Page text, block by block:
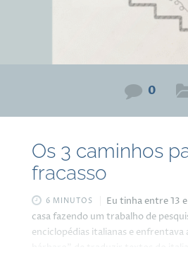
0
Os 3 caminhos
fracasso
6 MINUTOS
Eu tinha entre 13
casa fazendo um trabalho de
enciclopédias italianas e enfrentava
bárbaro” de traduzir textos do